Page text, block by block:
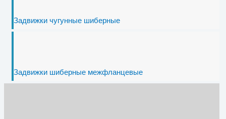
Задвижки чугунные шиберные
Задвижки шиберные межфланцевые